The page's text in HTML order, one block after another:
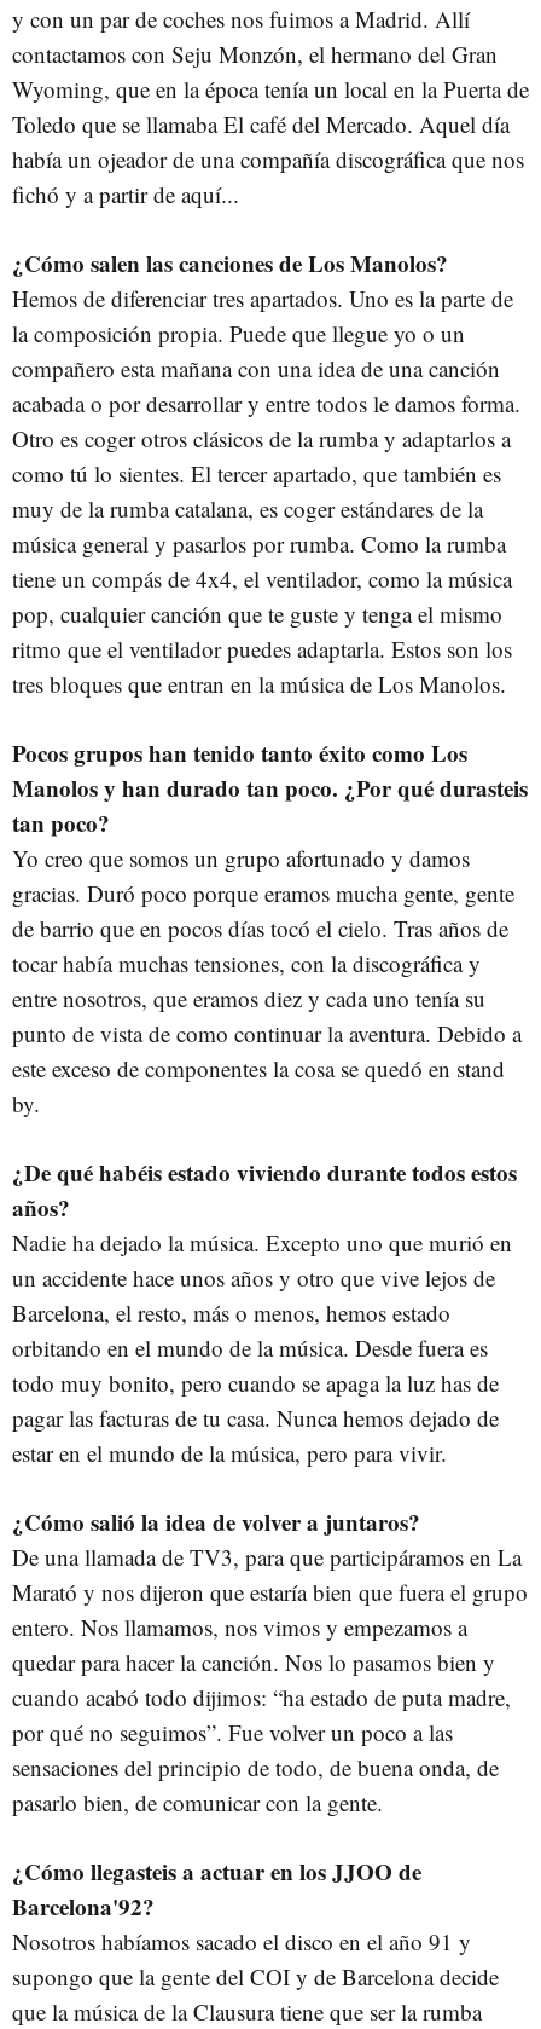
y con un par de coches nos fuimos a Madrid. Allí
contactamos con Seju Monzón, el hermano del Gran
Wyoming, que en la época tenía un local en la Puerta de
Toledo que se llamaba El café del Mercado. Aquel día
había un ojeador de una compañía discográfica que nos
fichó y a partir de aquí...
¿Cómo salen las canciones de Los Manolos?
Hemos de diferenciar tres apartados. Uno es la parte de
la composición propia. Puede que llegue yo o un
compañero esta mañana con una idea de una canción
acabada o por desarrollar y entre todos le damos forma.
Otro es coger otros clásicos de la rumba y adaptarlos a
como tú lo sientes. El tercer apartado, que también es
muy de la rumba catalana, es coger estándares de la
música general y pasarlos por rumba. Como la rumba
tiene un compás de 4x4, el ventilador, como la música
pop, cualquier canción que te guste y tenga el mismo
ritmo que el ventilador puedes adaptarla. Estos son los
tres bloques que entran en la música de Los Manolos.
Pocos grupos han tenido tanto éxito como Los
Manolos y han durado tan poco. ¿Por qué durasteis
tan poco?
Yo creo que somos un grupo afortunado y damos
gracias. Duró poco porque eramos mucha gente, gente
de barrio que en pocos días tocó el cielo. Tras años de
tocar había muchas tensiones, con la discográfica y
entre nosotros, que eramos diez y cada uno tenía su
punto de vista de como continuar la aventura. Debido a
este exceso de componentes la cosa se quedó en stand
by.
¿De qué habéis estado viviendo durante todos estos
años?
Nadie ha dejado la música. Excepto uno que murió en
un accidente hace unos años y otro que vive lejos de
Barcelona, el resto, más o menos, hemos estado
orbitando en el mundo de la música. Desde fuera es
todo muy bonito, pero cuando se apaga la luz has de
pagar las facturas de tu casa. Nunca hemos dejado de
estar en el mundo de la música, pero para vivir.
¿Cómo salió la idea de volver a juntaros?
De una llamada de TV3, para que participáramos en La
Marató y nos dijeron que estaría bien que fuera el grupo
entero. Nos llamamos, nos vimos y empezamos a
quedar para hacer la canción. Nos lo pasamos bien y
cuando acabó todo dijimos: “ha estado de puta madre,
por qué no seguimos”. Fue volver un poco a las
sensaciones del principio de todo, de buena onda, de
pasarlo bien, de comunicar con la gente.
¿Cómo llegasteis a actuar en los JJOO de
Barcelona'92?
Nosotros habíamos sacado el disco en el año 91 y
supongo que la gente del COI y de Barcelona decide
que la música de la Clausura tiene que ser la rumba